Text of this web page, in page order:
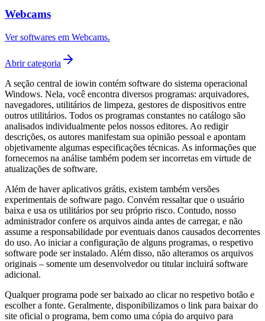
Webcams
Ver softwares em Webcams.
Abrir categoria
A seção central de iowin contém software do sistema operacional
Windows. Nela, você encontra diversos programas: arquivadores,
navegadores, utilitários de limpeza, gestores de dispositivos entre
outros utilitários. Todos os programas constantes no catálogo são
analisados individualmente pelos nossos editores. Ao redigir
descrições, os autores manifestam sua opinião pessoal e apontam
objetivamente algumas especificações técnicas. As informações que
fornecemos na análise também podem ser incorretas em virtude de
atualizações de software.
Além de haver aplicativos grátis, existem também versões
experimentais de software pago. Convém ressaltar que o usuário
baixa e usa os utilitários por seu próprio risco. Contudo, nosso
administrador confere os arquivos ainda antes de carregar, e não
assume a responsabilidade por eventuais danos causados decorrentes
do uso. Ao iniciar a configuração de alguns programas, o respetivo
software pode ser instalado. Além disso, não alteramos os arquivos
originais – somente um desenvolvedor ou titular incluirá software
adicional.
Qualquer programa pode ser baixado ao clicar no respetivo botão e
escolher a fonte. Geralmente, disponibilizamos o link para baixar do
site oficial o programa, bem como uma cópia do arquivo para